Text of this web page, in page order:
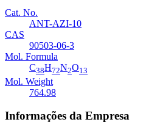
Cat. No.
ANT-AZI-10
CAS
90503-06-3
Mol. Formula
C38H72N2O13
Mol. Weight
764.98
Informações da Empresa